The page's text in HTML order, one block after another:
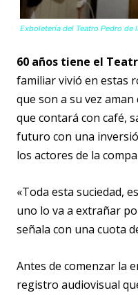
Exboletería del Teatro Pedro de
60 años tiene el
familiar vivió en estas
que son a su vez
que contará con café,
futuro con una
los actores de la
«Toda esta suciedad,
uno lo va a extrañar
señala con una cuota
Antes de comenzar la
registro audiovisual